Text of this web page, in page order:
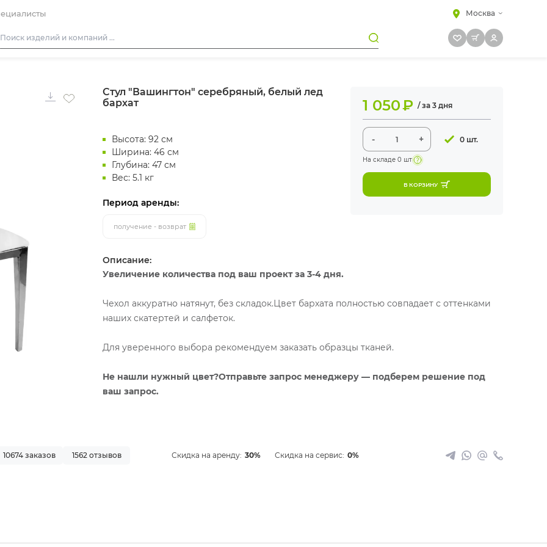
Москва
Стул "Вашингтон" серебряный, белый лед
бархат
Высота: 92 см
Ширина: 46 см
Глубина: 47 см
Вес: 5.1 кг
Период аренды:
получение - возврат
1 050₽ / за 3 дня
- + 0 шт.
На складе 0 шт
В КОРЗИНУ
Описание:
Увеличение количества под ваш проект за 3-4 дня.
Чехол аккуратно натянут, без складок.Цвет бархата полностью совпадает с оттенками
наших скатертей и салфеток.
Для уверенного выбора рекомендуем заказать образцы тканей.
Не нашли нужный цвет?Отправьте запрос менеджеру — подберем решение под
ваш запрос.
10674 заказов 1562 отзывов Скидка на аренду: 30% Скидка на сервис: 0%